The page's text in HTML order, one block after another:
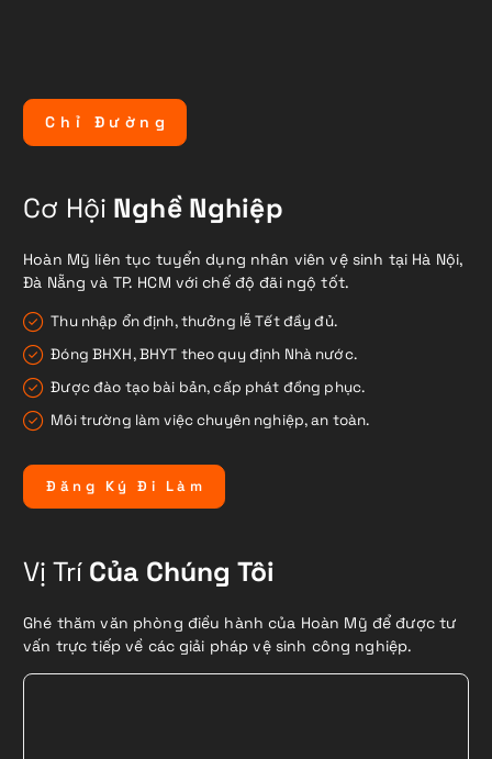
C h ỉ Đ ư ờ n g
Cơ Hội Nghề Nghiệp
Hoàn Mỹ liên tục tuyển dụng nhân viên vệ sinh tại Hà Nội,
Đà Nẵng và TP. HCM với chế độ đãi ngộ tốt.
Thu nhập ổn định, thưởng lễ Tết đầy đủ.
Đóng BHXH, BHYT theo quy định Nhà nước.
Được đào tạo bài bản, cấp phát đồng phục.
Môi trường làm việc chuyên nghiệp, an toàn.
Đ ă n g Ký Đ i L à m
Vị TríCủa Chúng Tôi
Ghé thăm văn phòng điều hành của Hoàn Mỹ để được tư
vấn trực tiếp về các giải pháp vệ sinh công nghiệp.